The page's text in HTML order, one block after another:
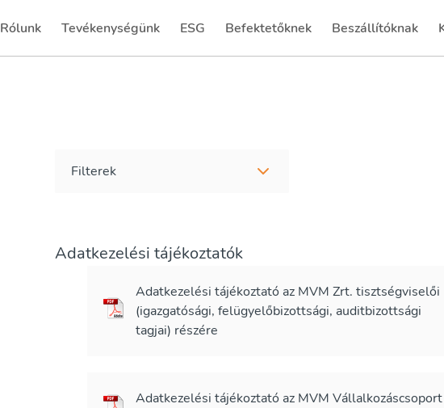
Rólunk Tevékenységünk ESG Befektetőknek Beszállítóknak
(current)
Filterek
Adatkezelési tájékoztatók
Adatkezelési tájékoztató az MVM Zrt. tisztségviselői
(igazgatósági, felügyelőbizottsági, auditbizottsági
tagjai) részére
Adatkezelési tájékoztató az MVM Vállalkozáscsoport